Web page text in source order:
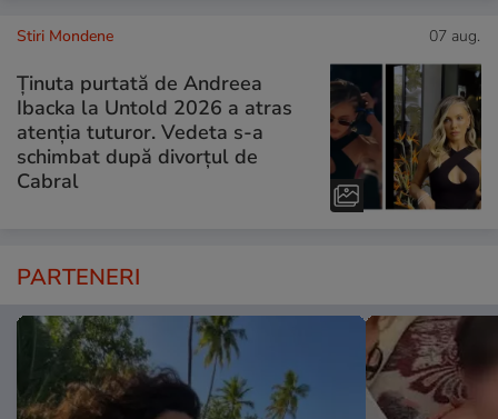
Stiri Mondene 07 aug.
Ținuta purtată de Andreea
Ibacka la Untold 2026 a atras
atenția tuturor. Vedeta s-a
schimbat după divorțul de
Cabral
PARTENERI